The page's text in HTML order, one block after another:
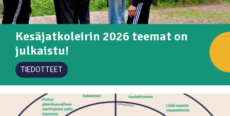
Kesäjatkoleirin 2026 teemat on
julkaistu!
TIEDOTTEET